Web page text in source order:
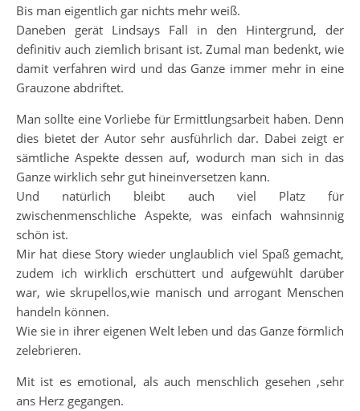
Bis man eigentlich gar nichts mehr weiß.
Daneben gerät Lindsays Fall in den Hintergrund, der
definitiv auch ziemlich brisant ist. Zumal man bedenkt, wie
damit verfahren wird und das Ganze immer mehr in eine
Grauzone abdriftet.
Man sollte eine Vorliebe für Ermittlungsarbeit haben. Denn
dies bietet der Autor sehr ausführlich dar. Dabei zeigt er
sämtliche Aspekte dessen auf, wodurch man sich in das
Ganze wirklich sehr gut hineinversetzen kann.
Und natürlich bleibt auch viel Platz für
zwischenmenschliche Aspekte, was einfach wahnsinnig
schön ist.
Mir hat diese Story wieder unglaublich viel Spaß gemacht,
zudem ich wirklich erschüttert und aufgewühlt darüber
war, wie skrupellos,wie manisch und arrogant Menschen
handeln können.
Wie sie in ihrer eigenen Welt leben und das Ganze förmlich
zelebrieren.
Mit ist es emotional, als auch menschlich gesehen ,sehr
ans Herz gegangen.